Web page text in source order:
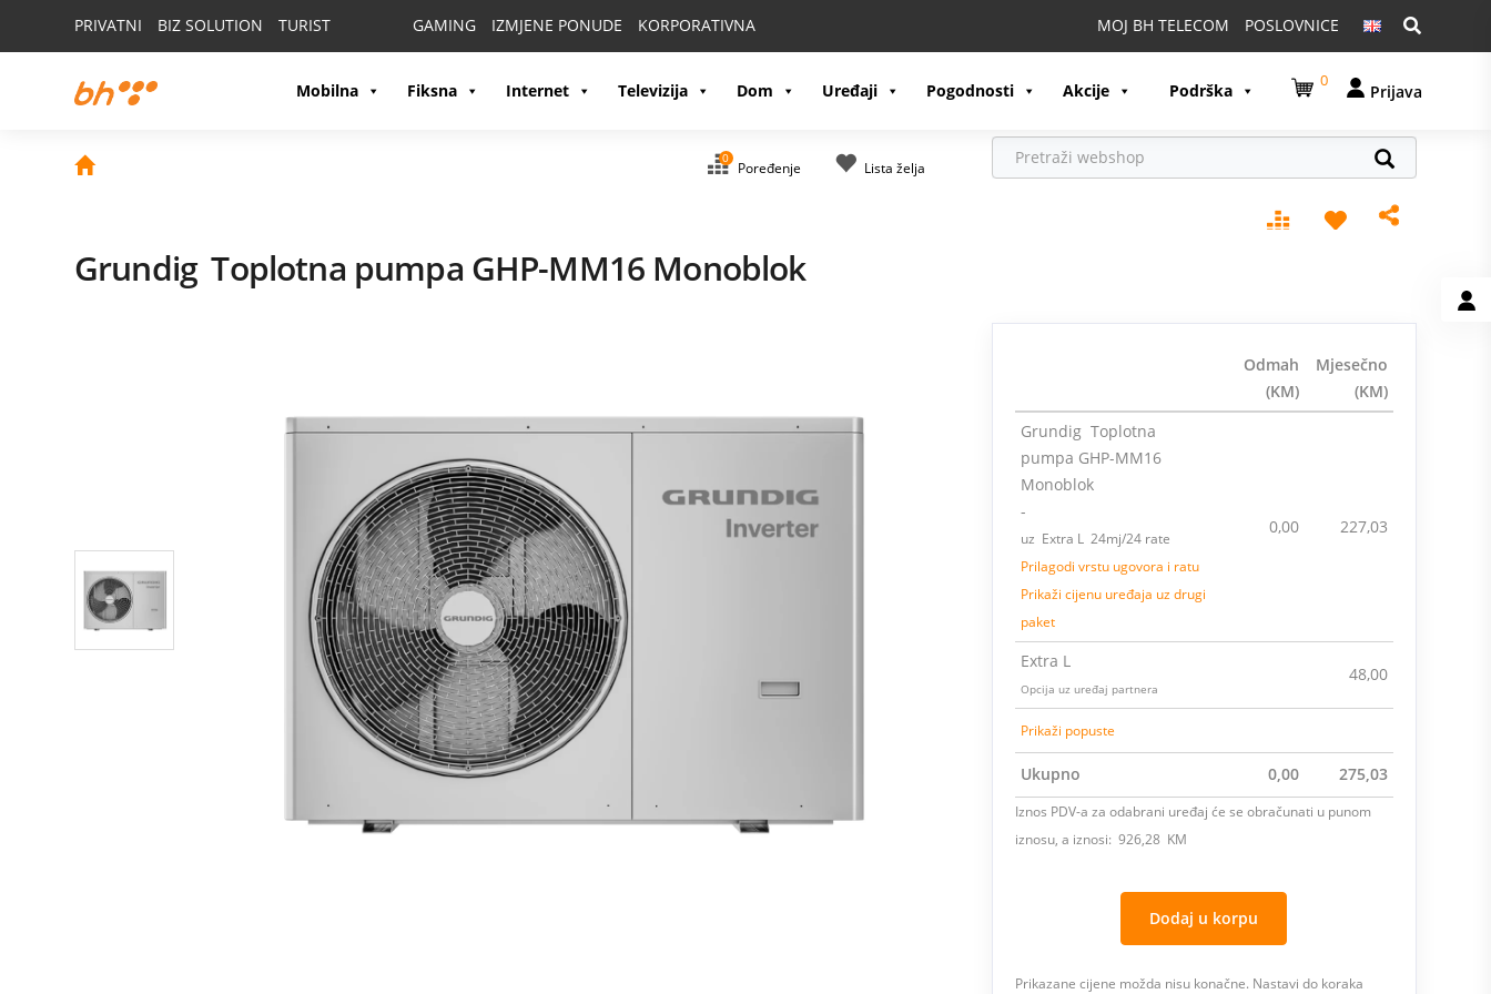
PRIVATNI BIZ SOLUTION TURIST GAMING IZMJENE PONUDE KORPORATIVNA Pretraga:
MOJ BH TELECOM POSLOVNICE
Mobilna Fiksna Internet Televizija Dom Uređaji Pogodnosti Akcije Podrška 0
Prijava
0
Poređenje Lista želja
Grundig Toplotna pumpa GHP-MM16 Monoblok
Odmah
(KM)
Mjesečno
(KM)
Grundig Toplotna
pumpa GHP-MM16
Monoblok
-
uz Extra L 24mj/24 rate
Prilagodi vrstu ugovora i ratu
Prikaži cijenu uređaja uz drugi
paket
0,00 227,03
Extra L
Opcija uz uređaj partnera
48,00
Prikaži popuste
Ukupno 0,00 275,03
Iznos PDV-a za odabrani uređaj će se obračunati u punom
iznosu, a iznosi: 926,28 KM
Dodaj u korpu
Prikazane cijene možda nisu konačne. Nastavi do koraka